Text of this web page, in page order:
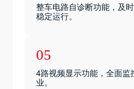
整车电路自诊断功能，及
稳定运行。
05
4路视频显示功能，全面
业。